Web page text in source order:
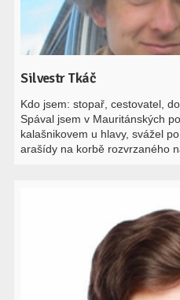
Silvestr Tkáč
Kdo jsem: stopař, cestovatel,
Spával jsem v Mauritánských
kalašnikovem u hlavy, svážel
arašídy na korbě rozvrzaného